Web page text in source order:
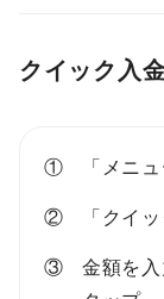
クイック入
「メニ
「クイ
金額を